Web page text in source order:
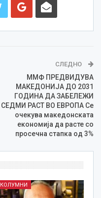
СЛЕДНО
ММФ ПРЕДВИДУВА
МАКЕДОНИЈА ДО 2031
ГОДИНА ДА ЗАБЕЛЕЖИ
СЕДМИ РАСТ ВО ЕВРОПА Се
очекува македонската
економија да расте со
просечна стапка од 3%
КОЛУМНИ